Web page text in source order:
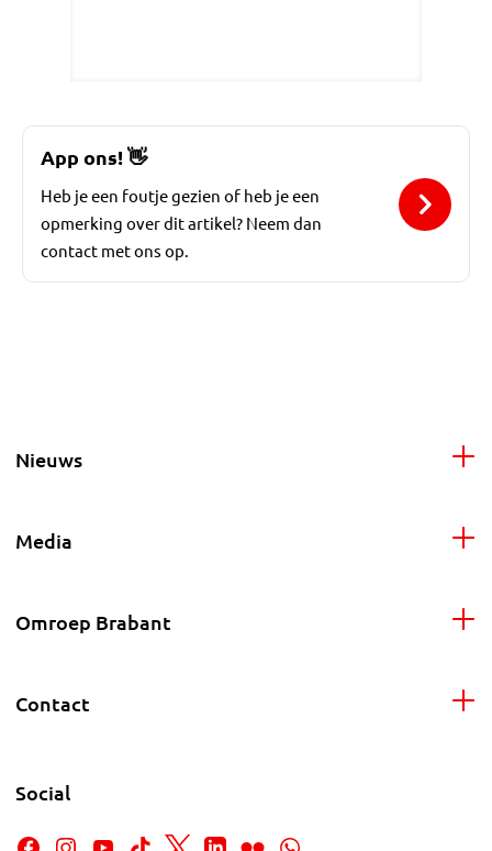
App ons!👋
Heb je een foutje gezien of heb je een
opmerking over dit artikel? Neem dan
contact met ons op.
Nieuws
Media
Omroep Brabant
Contact
Social